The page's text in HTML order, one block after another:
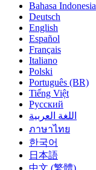
Bahasa Indonesia
Deutsch
English
Español
Français
Italiano
Polski
Português (BR)
Tiếng Việt
Русский
اللغة العربية
ภาษาไทย
한국어
日本語
中文 (繁體)